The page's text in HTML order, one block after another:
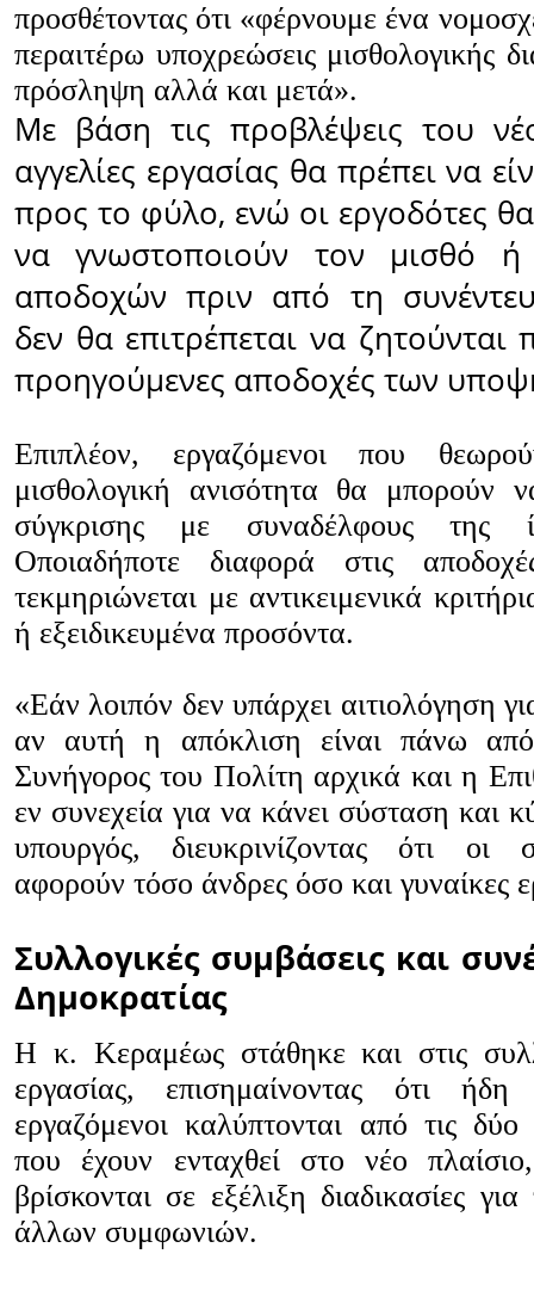
προσθέτοντας ότι «φέρνουμε ένα
περαιτέρω υποχρεώσεις μισθολογικής
πρόσληψη αλλά και μετά».
Με βάση τις προβλέψεις του
αγγελίες εργασίας θα πρέπει να
προς το φύλο, ενώ οι εργοδότες
να γνωστοποιούν τον μισθό
αποδοχών πριν από τη
δεν θα επιτρέπεται να ζητούνται
προηγούμενες αποδοχές των
Επιπλέον, εργαζόμενοι που
μισθολογική ανισότητα θα μπορούν
σύγκρισης με συναδέλφους της
Οποιαδήποτε διαφορά στις
τεκμηριώνεται με αντικειμενικά
ή εξειδικευμένα προσόντα.
«Εάν λοιπόν δεν υπάρχει αιτιολόγηση
αν αυτή η απόκλιση είναι πάνω
Συνήγορος του Πολίτη αρχικά και η
εν συνεχεία για να κάνει σύσταση και
υπουργός, διευκρινίζοντας ότι οι
αφορούν τόσο άνδρες όσο και γυναίκες
Συλλογικές συμβάσεις και
Δημοκρατίας
Η κ. Κεραμέως στάθηκε και στις
εργασίας, επισημαίνοντας ότι
εργαζόμενοι καλύπτονται από τις
που έχουν ενταχθεί στο νέο
βρίσκονται σε εξέλιξη διαδικασίες
άλλων συμφωνιών.